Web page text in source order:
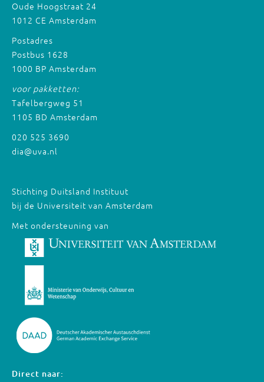
Oude Hoogstraat 24
1012 CE Amsterdam
Postadres
Postbus 1628
1000 BP Amsterdam
voor pakketten:
Tafelbergweg 51
1105 BD Amsterdam
020 525 3690
dia@uva.nl
Stichting Duitsland Instituut
bij de Universiteit van Amsterdam
Met ondersteuning van
Direct naar: